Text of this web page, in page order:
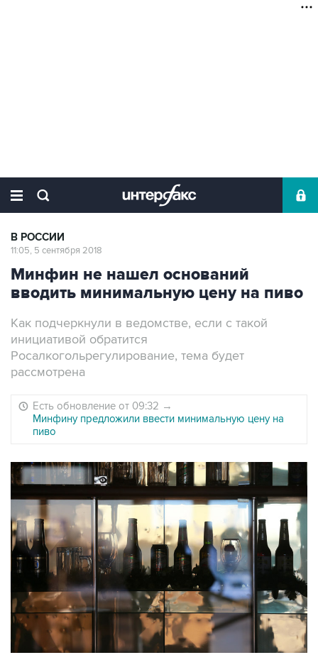
В РОССИИ
11:05, 5 сентября 2018
Минфин не нашел оснований
вводить минимальную цену на пиво
Как подчеркнули в ведомстве, если с такой
инициативой обратится
Росалкогольрегулирование, тема будет
рассмотрена
Есть обновление от 09:32 →
Минфину предложили ввести минимальную цену на
пиво